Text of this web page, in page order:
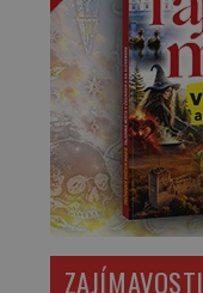
ZAJÍMAVOSTI